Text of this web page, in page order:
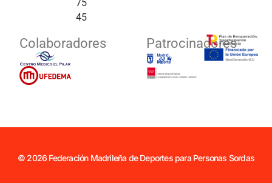
75
45
Colaboradores Patrocinadores
© 2026 Federación Madrileña de Deportes para Personas Sordas